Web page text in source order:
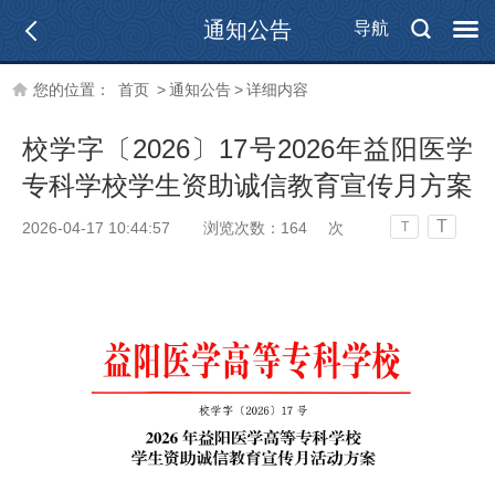
导航
通知公告
您的位置： 首页 >通知公告>详细内容
校学字〔2026〕17号2026年益阳医学
专科学校学生资助诚信教育宣传月方案
2026-04-17 10:44:57 浏览次数： 164 次 T T